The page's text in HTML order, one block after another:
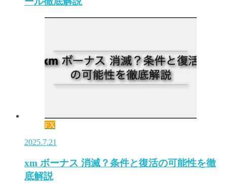
FX
2025.7.21
xm ボーナス 消滅？条件と復活の可能性を徹
底解説